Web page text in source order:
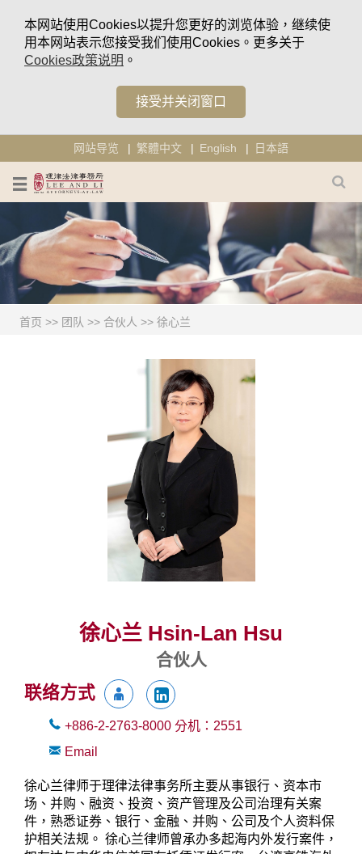
本网站使用Cookies以提升您更好的浏览体验，继续使
用本网站表示您接受我们使用Cookies。更多关于
Cookies政策说明 。
接受并关闭窗口
网站导览 繁體中文 English 日本語
首页 >> 团队 >> 合伙人 >> 徐心兰
徐心兰 Hsin-Lan Hsu
合伙人
联络方式
+886-2-2763-8000 分机： 2551
Email
徐心兰律师于理律法律事务所主要从事银行、资本市
场、并购、融资、投资、资产管理及公司治理有关案
件，熟悉证券、银行、金融、并购、公司及个人资料保
护相关法规。 徐心兰律师曾承办多起海内外发行案件，